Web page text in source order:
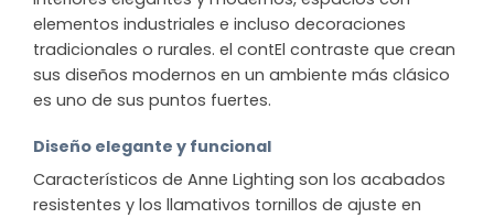
elementos industriales e incluso decoraciones
tradicionales o rurales. el contEl contraste que crean
sus diseños modernos en un ambiente más clásico
es uno de sus puntos fuertes.
Diseño elegante y funcional
Característicos de Anne Lighting son los acabados
resistentes y los llamativos tornillos de ajuste en